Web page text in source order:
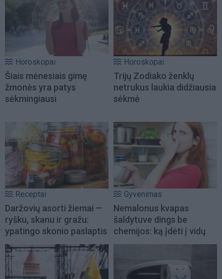
Horoskopai
Šiais mėnesiais gimę
žmonės yra patys
sėkmingiausi
Horoskopai
Trijų Zodiako ženklų
netrukus laukia didžiausia
sėkmė
Receptai
Daržovių asorti žiemai —
ryšku, skanu ir gražu:
ypatingo skonio paslaptis
Gyvenimas
Nemalonus kvapas
šaldytuve dings be
chemijos: ką įdėti į vidų